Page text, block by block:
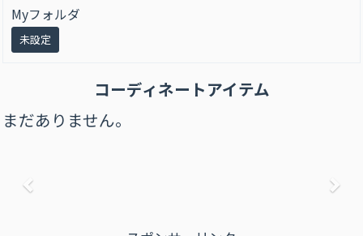
Myフォルダ
未設定
コーディネートアイテム
まだありません。